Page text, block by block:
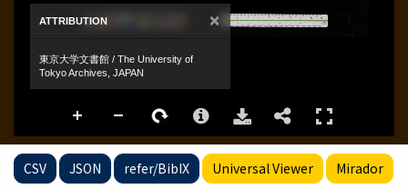
CSV JSON refer/BibIX Universal Viewer Mirador